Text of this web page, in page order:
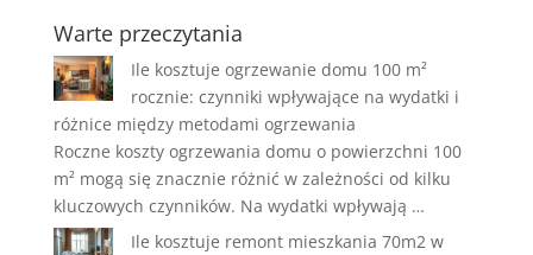
Warte przeczytania
Ile kosztuje ogrzewanie domu 100 m²
rocznie: czynniki wpływające na wydatki i
różnice między metodami ogrzewania
Roczne koszty ogrzewania domu o powierzchni 100
m² mogą się znacznie różnić w zależności od kilku
kluczowych czynników. Na wydatki wpływają …
Ile kosztuje remont mieszkania 70m2 w